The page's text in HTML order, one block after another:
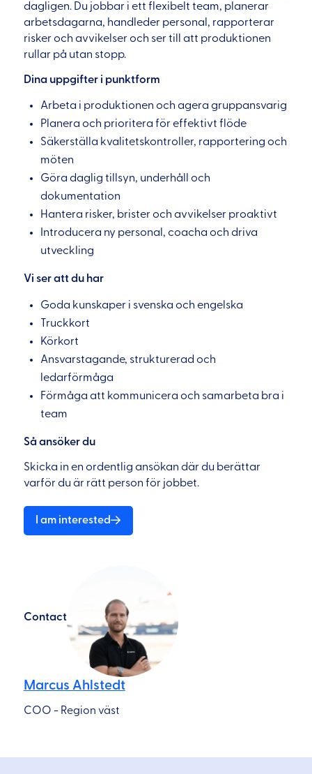
dagligen. Du jobbar i ett flexibelt team, planerar
arbetsdagarna, handleder personal, rapporterar
risker och avvikelser och ser till att produktionen
rullar på utan stopp.
Dina uppgifter i punktform
Arbeta i produktionen och agera gruppansvarig
Planera och prioritera för effektivt flöde
Säkerställa kvalitetskontroller, rapportering och
möten
Göra daglig tillsyn, underhåll och
dokumentation
Hantera risker, brister och avvikelser proaktivt
Introducera ny personal, coacha och driva
utveckling
Vi ser att du har
Goda kunskaper i svenska och engelska
Truckkort
Körkort
Ansvarstagande, strukturerad och
ledarförmåga
Förmåga att kommunicera och samarbeta bra i
team
Så ansöker du
Skicka in en ordentlig ansökan där du berättar
varför du är rätt person för jobbet.
I am interested
Contact
Marcus Ahlstedt
COO - Region väst